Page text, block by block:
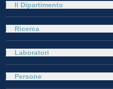
Il Dipartimento
Ricerca
Laboratori
Persone